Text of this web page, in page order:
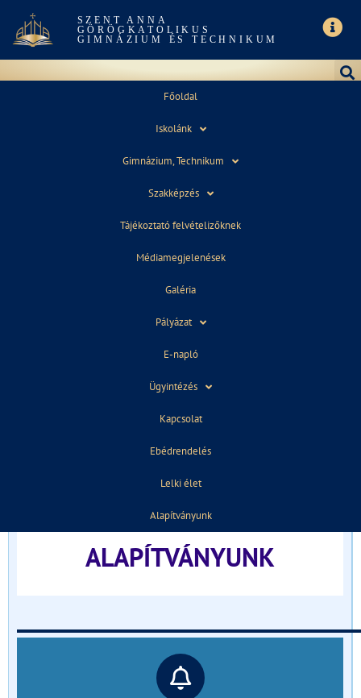
SZENT ANNA
GÖRÖGKATOLIKUS
GIMNÁZIUM ÉS TECHNIKUM
Főoldal
Iskolánk
Gimnázium, Technikum
Szakképzés
Tájékoztató felvételizőknek
Médiamegjelenések
Galéria
Pályázat
E-napló
Ügyintézés
Kapcsolat
Ebédrendelés
Lelki élet
Alapítványunk
3/11B – DIGITÁLIS TANREND
TÁJÉKOZTATÓ FELVÉTELIZŐKNEK
ALAPÍTVÁNYUNK